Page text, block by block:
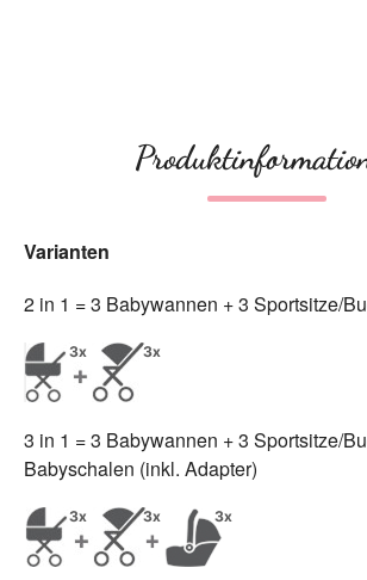
Varianten
2 in 1 = 3 Babywannen + 3 Sportsitze/
3 in 1 = 3 Babywannen + 3 Sportsitze/
Babyschalen (inkl. Adapter)